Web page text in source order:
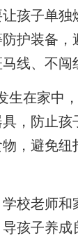
孩子单独
护装备
线、不闯
生在家中
，防止
，避免
老师和
孩子养成